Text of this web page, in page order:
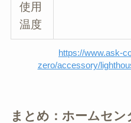
使用
温度
https://www.ask-
zero/accessory/
まとめ：ホームセン